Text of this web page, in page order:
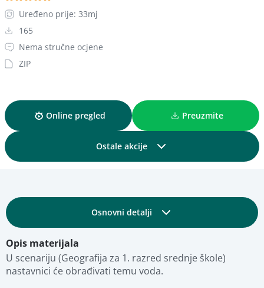
Uređeno prije: 33mj
165
Nema stručne ocjene
ZIP
Online pregled Preuzmite
Ostale akcije
Dodajte u kolekciju
Dodajte u favorite
Osnovni detalji
Obrazovni i tehnički detalji
Opis materijala
U scenariju (Geografija za 1. razred srednje škole)
nastavnici će obrađivati temu voda.